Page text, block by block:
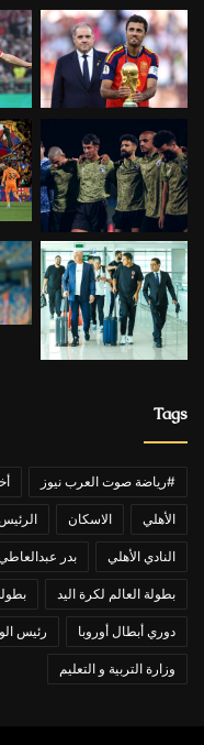
Tags
#رياضة صوت العرب نيوز
الأهلي الاسكان
النادي الأهلي بدر
بطولة العالم لكرة اليد
دوري أبطال أوروبا رئيس
وزارة التربية و التعليم